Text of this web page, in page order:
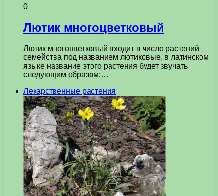
0
Лютик многоцветковый
Лютик многоцветковый входит в число растений
семейства под названием лютиковые, в латинском
языке название этого растения будет звучать
следующим образом:…
Лекарственные растения